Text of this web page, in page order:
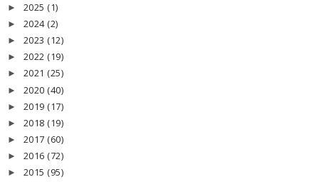
► 2025 (1)
► 2024 (2)
► 2023 (12)
► 2022 (19)
► 2021 (25)
► 2020 (40)
► 2019 (17)
► 2018 (19)
► 2017 (60)
► 2016 (72)
► 2015 (95)